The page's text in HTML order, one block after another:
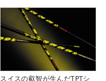
スイスの叡智が生んだTPTシ